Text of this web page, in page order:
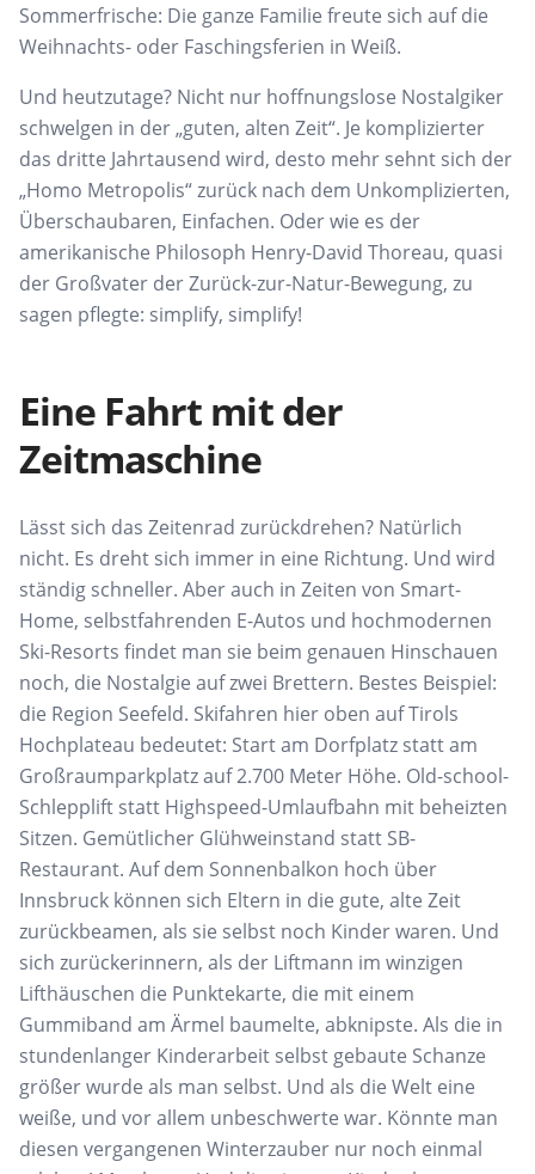
Sommerfrische: Die ganze Familie freute sich auf die
Weihnachts- oder Faschingsferien in Weiß.
Und heutzutage? Nicht nur hoffnungslose Nostalgiker
schwelgen in der „guten, alten Zeit“. Je komplizierter
das dritte Jahrtausend wird, desto mehr sehnt sich der
„Homo Metropolis“ zurück nach dem Unkomplizierten,
Überschaubaren, Einfachen. Oder wie es der
amerikanische Philosoph Henry-David Thoreau, quasi
der Großvater der Zurück-zur-Natur-Bewegung, zu
sagen pflegte: simplify, simplify!
Eine Fahrt mit der
Zeitmaschine
Lässt sich das Zeitenrad zurückdrehen? Natürlich
nicht. Es dreht sich immer in eine Richtung. Und wird
ständig schneller. Aber auch in Zeiten von Smart-
Home, selbstfahrenden E-Autos und hochmodernen
Ski-Resorts findet man sie beim genauen Hinschauen
noch, die Nostalgie auf zwei Brettern. Bestes Beispiel:
die Region Seefeld. Skifahren hier oben auf Tirols
Hochplateau bedeutet: Start am Dorfplatz statt am
Großraumparkplatz auf 2.700 Meter Höhe. Old-school-
Schlepplift statt Highspeed-Umlaufbahn mit beheizten
Sitzen. Gemütlicher Glühweinstand statt SB-
Restaurant. Auf dem Sonnenbalkon hoch über
Innsbruck können sich Eltern in die gute, alte Zeit
zurückbeamen, als sie selbst noch Kinder waren. Und
sich zurückerinnern, als der Liftmann im winzigen
Lifthäuschen die Punktekarte, die mit einem
Gummiband am Ärmel baumelte, abknipste. Als die in
stundenlanger Kinderarbeit selbst gebaute Schanze
größer wurde als man selbst. Und als die Welt eine
weiße, und vor allem unbeschwerte war. Könnte man
diesen vergangenen Winterzauber nur noch einmal